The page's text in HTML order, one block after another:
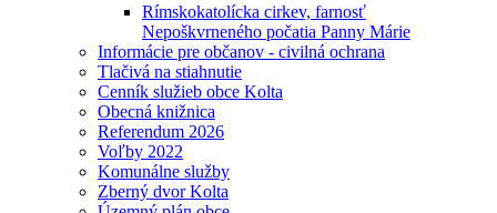
Rímskokatolícka cirkev, farnosť
Nepoškvrneného počatia Panny Márie
Informácie pre občanov - civilná ochrana
Tlačivá na stiahnutie
Cenník služieb obce Kolta
Obecná knižnica
Referendum 2026
Voľby 2022
Komunálne služby
Zberný dvor Kolta